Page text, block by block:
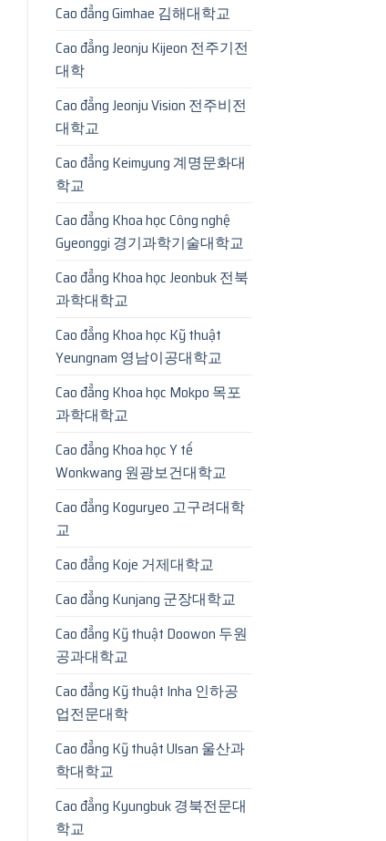
Cao đẳng Gimhae 김해대학교
Cao đẳng Jeonju Kijeon 전주기전
대학
Cao đẳng Jeonju Vision 전주비전
대학교
Cao đẳng Keimyung 계명문화대
학교
Cao đẳng Khoa học Công nghệ
Gyeonggi 경기과학기술대학교
Cao đẳng Khoa học Jeonbuk 전북
과학대학교
Cao đẳng Khoa học Kỹ thuật
Yeungnam 영남이공대학교
Cao đẳng Khoa học Mokpo 목포
과학대학교
Cao đẳng Khoa học Y tế
Wonkwang 원광보건대학교
Cao đẳng Koguryeo 고구려대학
교
Cao đẳng Koje 거제대학교
Cao đẳng Kunjang 군장대학교
Cao đẳng Kỹ thuật Doowon 두원
공과대학교
Cao đẳng Kỹ thuật Inha 인하공
업전문대학
Cao đẳng Kỹ thuật Ulsan 울산과
학대학교
Cao đẳng Kyungbuk 경북전문대
학교